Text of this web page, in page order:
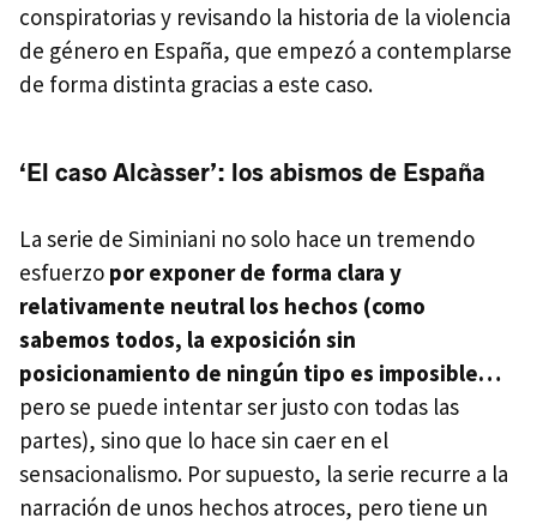
conspiratorias y revisando la historia de la violencia
de género en España, que empezó a contemplarse
de forma distinta gracias a este caso.
‘El caso Alcàsser’: los abismos de España
La serie de Siminiani no solo hace un tremendo
esfuerzo por exponer de forma clara y
relativamente neutral los hechos (como
sabemos todos, la exposición sin
posicionamiento de ningún tipo es imposible…
pero se puede intentar ser justo con todas las
partes), sino que lo hace sin caer en el
sensacionalismo. Por supuesto, la serie recurre a la
narración de unos hechos atroces, pero tiene un